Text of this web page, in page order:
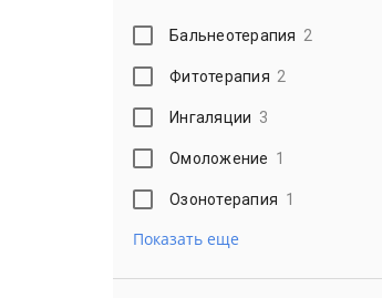
Бальнеотерапия 2
Фитотерапия 2
Ингаляции 3
Омоложение 1
Озонотерапия 1
Показать еще